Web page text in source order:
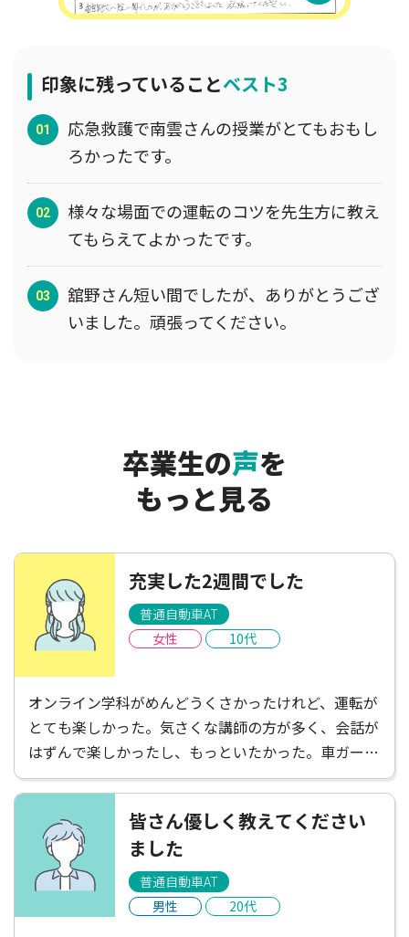
印象に残っていることベスト3
応急救護で南雲さんの授業がとてもおもし
ろかったです。
様々な場面での運転のコツを先生方に教え
てもらえてよかったです。
舘野さん短い間でしたが、ありがとうござ
いました。頑張ってください。
卒業生の声を
もっと見る
充実した2週間でした
普通自動車AT
女性
10代
オンライン学科がめんどうくさかったけれど、運転が
とても楽しかった。気さくな講師の方が多く、会話が
はずんで楽しかったし、もっといたかった。車ガール
は遠くて不便だと感じたけれど、たくさんごはんやさ
んがあって楽しかったし、講師の方がお店を教えてく
ださったりして楽しかった！充実した2週間でした。
皆さん優しく教えてください
ました
普通自動車AT
男性
20代